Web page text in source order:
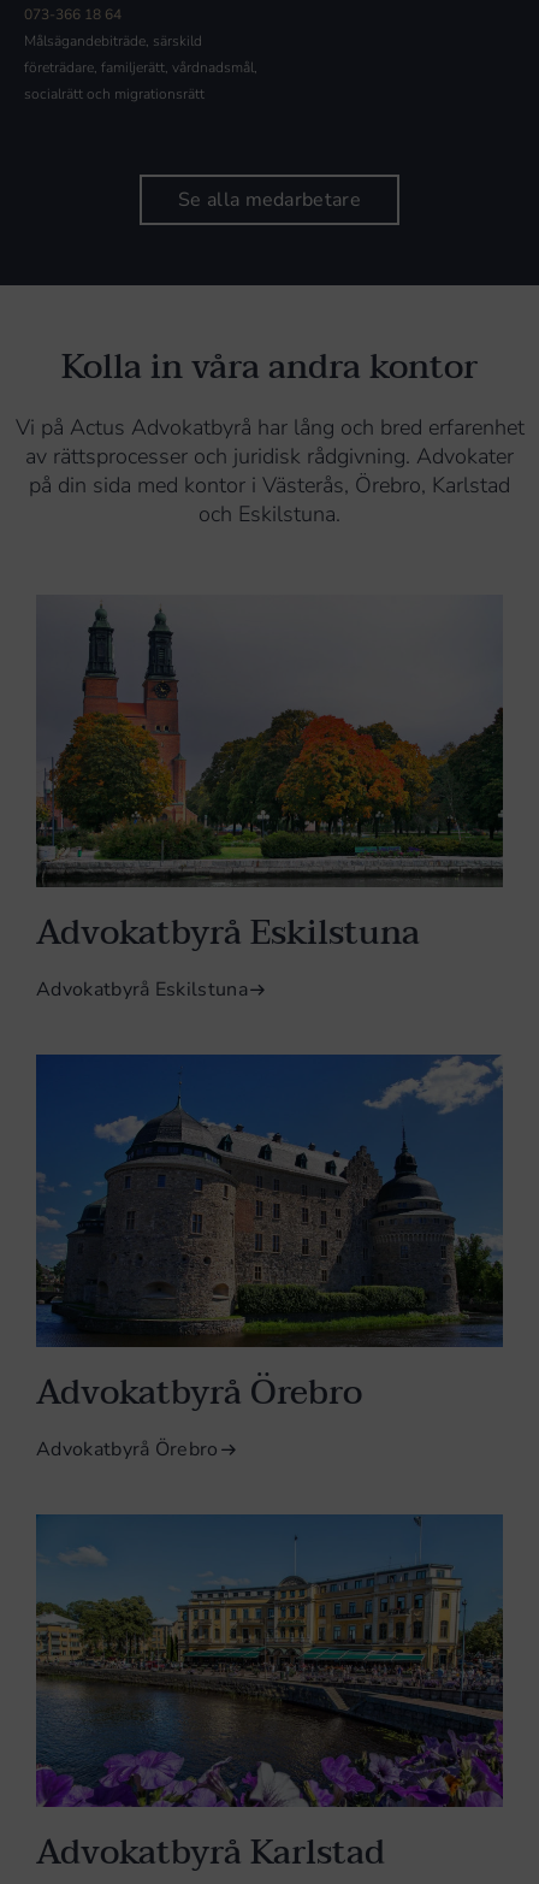
073-366 18 64
Målsägandebiträde, särskild
företrädare, familjerätt, vårdnadsmål,
socialrätt och migrationsrätt
Se alla medarbetare
Kolla in våra andra kontor
Vi på Actus Advokatbyrå har lång och bred erfarenhet
av rättsprocesser och juridisk rådgivning. Advokater
på din sida med kontor i Västerås, Örebro, Karlstad
och Eskilstuna.
Advokatbyrå Eskilstuna
Advokatbyrå Eskilstuna
Advokatbyrå Örebro
Advokatbyrå Örebro
Advokatbyrå Karlstad